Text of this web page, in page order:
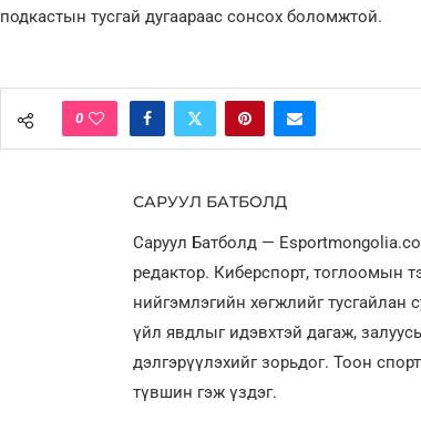
подкастын тусгай дугаараас сонсох боломжтой.
0
САРУУЛ БАТБОЛД
Саруул Батболд —
редактор. Киберспорт, тоглоомын
нийгэмлэгийн хөгжлийг
үйл явдлыг идэвхтэй дагаж,
дэлгэрүүлэхийг зорьдог. Тоон
түвшин гэж үздэг.